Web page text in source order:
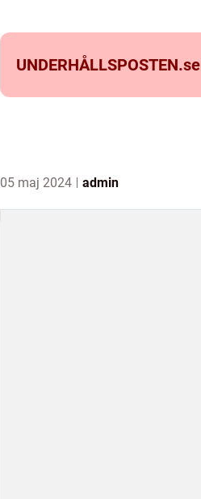
UNDERHÅLLSPOSTEN.se
05 maj 2024 admin